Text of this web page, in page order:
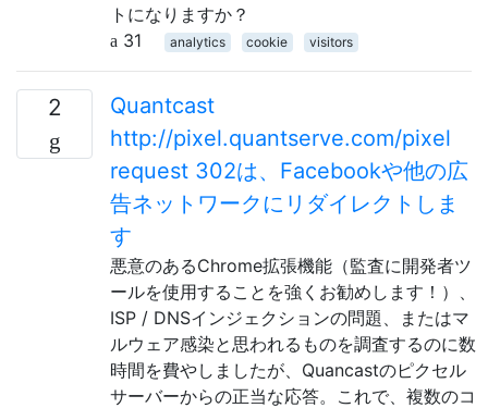
トになりますか？
31
analytics cookie visitors
2
Quantcast
http://pixel.quantserve.com/pixel
request 302は、Facebookや他の広
告ネットワークにリダイレクトしま
す
悪意のあるChrome拡張機能（監査に開発者ツ
ールを使用することを強くお勧めします！）、
ISP / DNSインジェクションの問題、またはマ
ルウェア感染と思われるものを調査するのに数
時間を費やしましたが、Quancastのピクセル
サーバーからの正当な応答。これで、複数のコ